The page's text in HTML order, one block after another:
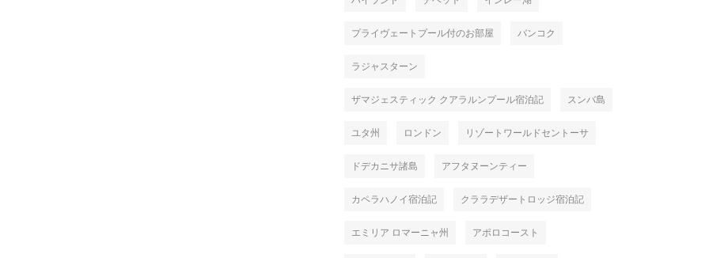
プライヴェートプール付のお部屋 バンコク
ラジャスターン
ザマジェスティック クアラルンプール宿泊記 スンバ島
ユタ州 ロンドン リゾートワールドセントーサ
ドデカニサ諸島 アフタヌーンティー
カペラハノイ宿泊記 クララデザートロッジ宿泊記
エミリア ロマーニャ州 アポロコースト